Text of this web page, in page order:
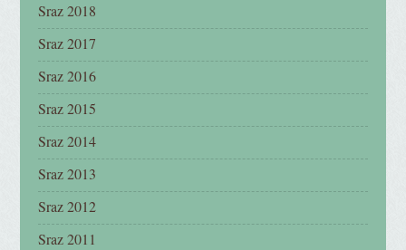
Sraz 2018
Sraz 2017
Sraz 2016
Sraz 2015
Sraz 2014
Sraz 2013
Sraz 2012
Sraz 2011